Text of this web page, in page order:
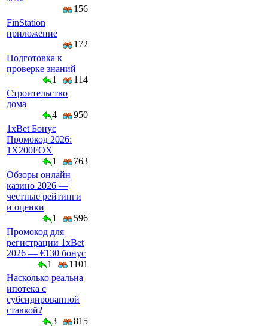
156
FinStation
приложение
172
Подготовка к
проверке знаний
1
114
Строительство
дома
4
950
1xBet Бонус
Промокод 2026:
1X200FOX
1
763
Обзоры онлайн
казино 2026 —
честные рейтинги
и оценки
1
596
Промокод для
регистрации 1xBet
2026 — €130 бонус
1
1101
Насколько реальна
ипотека с
субсидированной
ставкой?
3
815